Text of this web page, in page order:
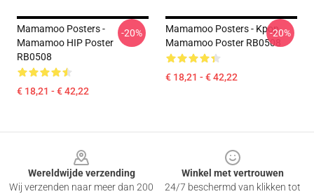
Mamamoo Posters -
Mamamoo HIP Poster
RB0508
€ 18,21 - € 42,22
-20%
Mamamoo Posters - Kpop
Mamamoo Poster RB0508
€ 18,21 - € 42,22
-20%
Wereldwijde verzending
Wij verzenden naar meer dan 200
Winkel met vertrouwen
24/7 beschermd van klikken tot